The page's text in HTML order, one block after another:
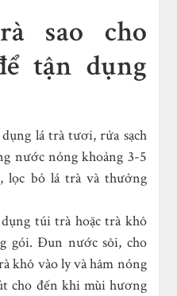
sao cho
tận dụng
lá trà tươi, rửa sạch
nước nóng khoảng 3-5
lọc bỏ lá trà và thưởng
túi trà hoặc trà khô
gói. Đun nước sôi, cho
khô vào ly và hâm nóng
cho đến khi mùi hương